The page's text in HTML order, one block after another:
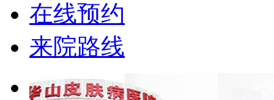
在线预约
来院路线